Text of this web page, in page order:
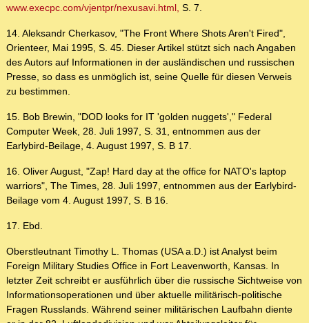
www.execpc.com/vjentpr/nexusavi.html, S. 7.
14. Aleksandr Cherkasov, "The Front Where Shots Aren't Fired",
Orienteer, Mai 1995, S. 45. Dieser Artikel stützt sich nach Angaben
des Autors auf Informationen in der ausländischen und russischen
Presse, so dass es unmöglich ist, seine Quelle für diesen Verweis
zu bestimmen.
15. Bob Brewin, "DOD looks for IT 'golden nuggets'," Federal
Computer Week, 28. Juli 1997, S. 31, entnommen aus der
Earlybird-Beilage, 4. August 1997, S. B 17.
16. Oliver August, "Zap! Hard day at the office for NATO's laptop
warriors", The Times, 28. Juli 1997, entnommen aus der Earlybird-
Beilage vom 4. August 1997, S. B 16.
17. Ebd.
Oberstleutnant Timothy L. Thomas (USA a.D.) ist Analyst beim
Foreign Military Studies Office in Fort Leavenworth, Kansas. In
letzter Zeit schreibt er ausführlich über die russische Sichtweise von
Informationsoperationen und über aktuelle militärisch-politische
Fragen Russlands. Während seiner militärischen Laufbahn diente